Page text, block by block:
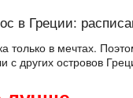
только в мечтах.
других островов